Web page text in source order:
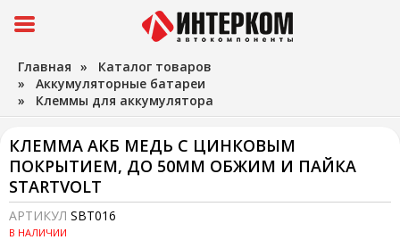
Главная » Каталог товаров
» Аккумуляторные батареи
» Клеммы для аккумулятора
КЛЕММА АКБ МЕДЬ С ЦИНКОВЫМ
ПОКРЫТИЕМ, ДО 50ММ ОБЖИМ И ПАЙКА
STARTVOLT
АРТИКУЛ SBT016
В НАЛИЧИИ